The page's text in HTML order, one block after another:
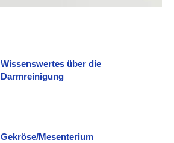
Wissenswertes über die
Darmreinigung
Gekröse/Mesenterium